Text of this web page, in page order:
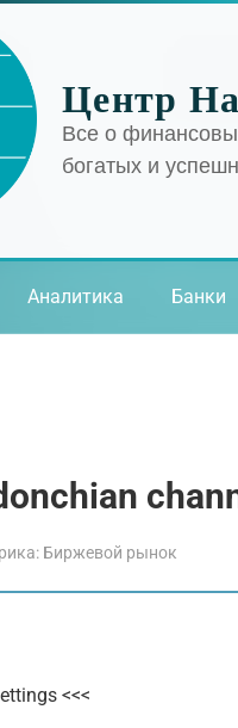
Центр
Все о
богатых и
Аналитика Банки
Биржевой рынок
<<<